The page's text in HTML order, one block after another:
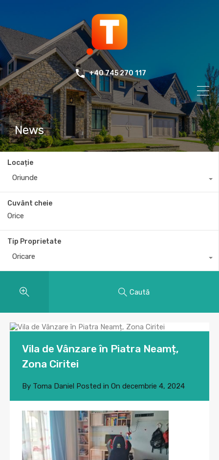
+40 745 270 117
News
Locație
Oriunde
Cuvânt cheie
Tip Proprietate
Oricare
Caută
Vila de Vânzare în Piatra Neamț,
Zona Ciritei
By Toma Daniel Posted in On decembrie 4, 2024